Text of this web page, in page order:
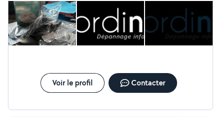
permettant de guider mon choix "coût réparation+récup des
données" vs "rachat d'un smartphone+perte de données", etc.)
; bref un comportement professionnel, cordial et qui ne pousse
pas à la consommation. Je ne peux évaluer la prestation en
elle-même car j'ai opté pour la décision "tant pis pour mes
données je vais acheter un nouveau portable car le mien ne
Voir le profil Contacter